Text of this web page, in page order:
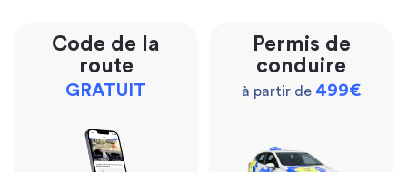
Code de la
route
GRATUIT
Permis de
conduire
à partir de 499€